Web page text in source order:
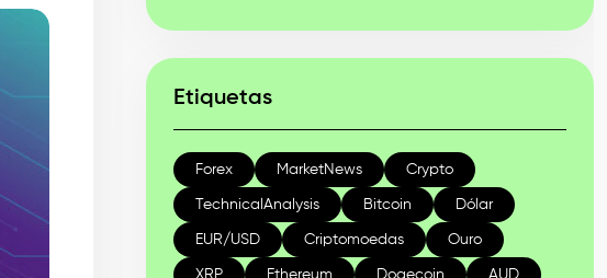
Etiquetas
Forex MarketNews Crypto
TechnicalAnalysis Bitcoin Dólar
EUR/USD Criptomoedas Ouro
XRP Ethereum Dogecoin AUD